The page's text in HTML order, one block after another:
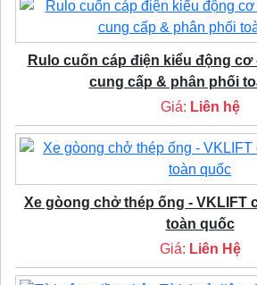
Rulo cuốn cáp điện kiểu động cơ
cung cấp & phân phối
Giá: Liên hệ
Xe gòong chở thép ống - VKLIFT
toàn quốc
Giá: Liên Hệ